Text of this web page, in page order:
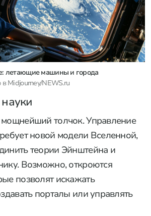
летающие машины и города
Midjourney/NEWS.ru
толчок. Управление
новой модели Вселенной,
теории Эйнштейна и
Возможно, откроются
позволят искажать
порталы или управлять